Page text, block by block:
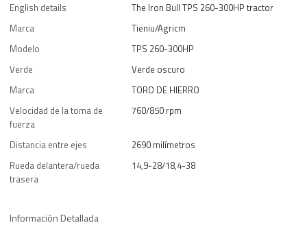
English details
The Iron Bull TPS 260-300HP tractor
Marca
Tieniu/Agricm
Modelo
TPS 260-300HP
Verde
Verde oscuro
Marca
TORO DE HIERRO
Velocidad de la toma de
fuerza
760/850 rpm
Distancia entre ejes
2690 milímetros
Rueda delantera/rueda
trasera
14,9-28/18,4-38
Información Detallada